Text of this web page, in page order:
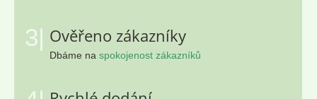
3| Ověřeno zákazníky
Dbáme na spokojenost zákazníků